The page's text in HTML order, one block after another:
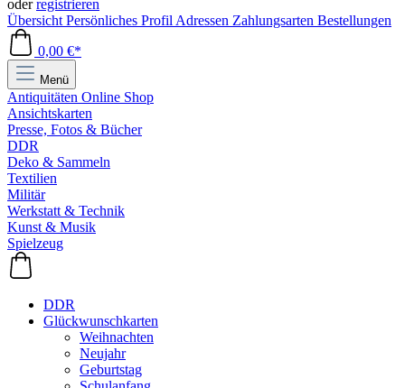
oderregistrieren
Übersicht Persönliches Profil Adressen Zahlungsarten Bestellungen
0,00 €*
Menü
Antiquitäten Online Shop
Ansichtskarten
Presse, Fotos & Bücher
DDR
Deko & Sammeln
Textilien
Militär
Werkstatt & Technik
Kunst & Musik
Spielzeug
DDR
Glückwunschkarten
Weihnachten
Neujahr
Geburtstag